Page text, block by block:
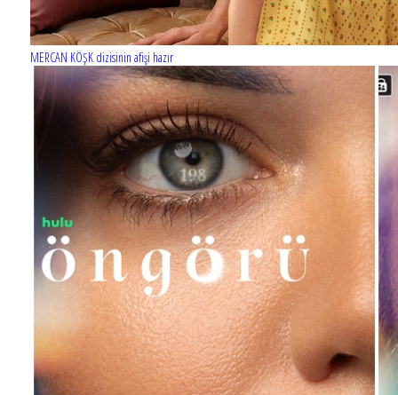
MERCAN KÖŞK dizisinin afişi hazır